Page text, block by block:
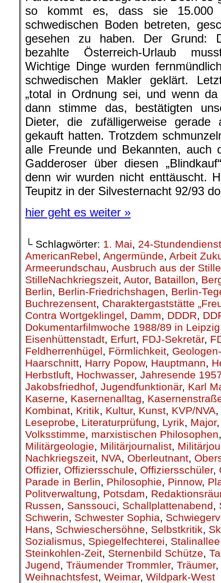
so kommt es, dass sie 15.000
schwedischen Boden betreten,
gesehen zu haben. Der Grund:
bezahlte Österreich-Urlaub
Wichtige Dinge wurden
schwedischen Makler geklärt.
„total in Ordnung sei, und wenn da
dann stimme das, bestätigten
Dieter, die zufälligerweise
gekauft hatten. Trotzdem
alle Freunde und Bekannten, auch
Gadderoser über diesen
denn wir wurden nicht enttäuscht.
Teupitz in der Silvesternacht 92/93
hier geht es weiter »
└ Schlagwörter: 1. Mai, 24-Stundendienst
AmericanRebel, Angermünde, Arbeit
Armeerundschau, Ausbruch aus der Stille
StilleNachkriegszeit, Autor, Bataillon,
Berlin, Berlin-Friedrichshagen, Berlin-
Buchrezensent, Charaktergaststätte
Contra Wortgeklingel, Damm, DDDR,
Dokumentarfilmwoche 1988/89 in Leipzig
Eisenhüttenstadt, Erfurt, FDJ-Sekretär,
Feldherrenhügel, Förmlichkeit,
Haarschnitt, Harry Popow, Hauptmann,
Herbstluft, Hochwasser, Jahresende
Jakobsfriedhof, Jugendfunktionär, Karl
Kaserne, Kasernenalltag,
Kombinat, Kritik, Kultur, Kunst, KVP/NVA,
Leseprobe, Literaturprüfung, Lyrik, Major
Volksstimme, marxistischen Philosophen
Militärgeologie, Militärjournalist,
Nachkriegszeit, NVA, Oberleutnant,
Offizier, Offiziersschule, Offiziersschüler,
Parade in Berlin, Philosophie, Pinnow,
Politverwaltung, Potsdam,
Russen, Sanssouci, Schallplattenabend,
Schwerin, Schwester Sophia,
Hans, Schwieschersöhne, Selbstkritik,
Sozialismus, Spiegelfechterei, Stalinallee
Steinkohlen-Zeit, Sternenbild Schütze,
Jugend, Träumender Trommler, Träumer,
Weihnachtsfest, Weimar, Wildpark-West